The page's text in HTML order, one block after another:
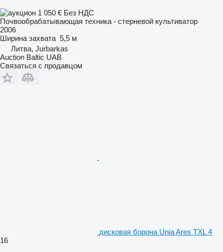
1 050 € Без НДС
Почвообрабатывающая техника - стерневой культиватор
2006
Ширина захвата 5,5 м
Литва, Jurbarkas
Auction Baltic UAB
Связаться с продавцом
дисковая борона Unia Ares TXL 4
16